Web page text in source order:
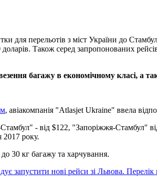
для перельотів з міст України до
Також серед запропонованих
багажу в економічному класі, а
, авіакомпанія "Atlasjet Ukraine" ввела
- від $122, "Запоріжжя-Стамбул"
2017 року.
30 кг багажу та харчування.
запустити нові рейси зі Львова. Перелік